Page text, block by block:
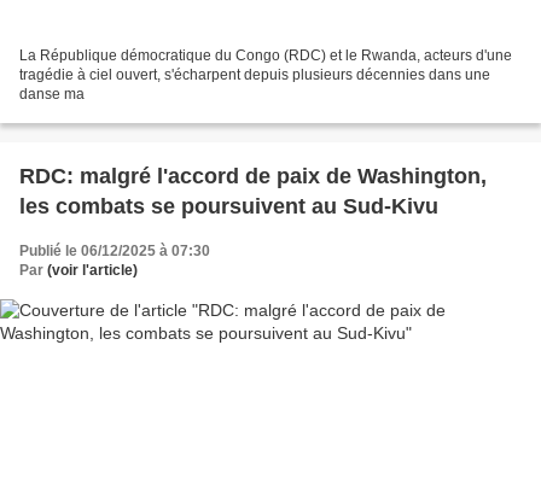
La République démocratique du Congo (RDC) et le Rwanda, acteurs d'une
tragédie à ciel ouvert, s'écharpent depuis plusieurs décennies dans une
danse ma
RDC: malgré l'accord de paix de Washington,
les combats se poursuivent au Sud-Kivu
Publié le 06/12/2025 à 07:30
Par (voir l'article)